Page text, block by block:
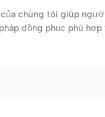
chúng tôi giúp
đồng phục phù